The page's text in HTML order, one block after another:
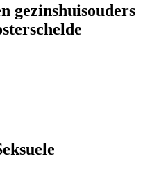
gezinshuisouders